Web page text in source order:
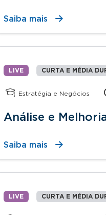
Saiba mais
LIVE CURTA E MÉDIA
Estratégia e Negócios
Análise e
Saiba mais
LIVE CURTA E MÉDIA